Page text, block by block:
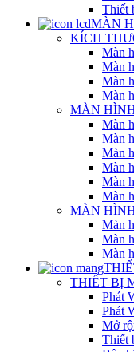
Thiết
MÀN
KÍCH
Màn
Màn
Màn
Màn
MÀN
Màn
Màn
Màn
Màn
Màn
Màn
MÀN
Màn
Màn
Màn
THIẾT BỊ
Phát
Phát
Mở
Thiết